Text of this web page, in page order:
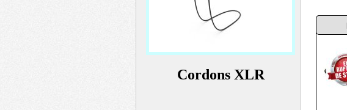
Cordons XLR
menuheader